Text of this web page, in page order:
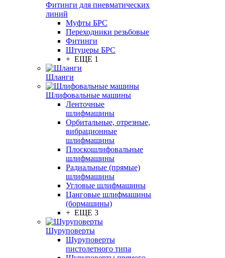
Фитинги для пневматических
линий
Муфты БРС
Переходники резьбовые
Фитинги
Штуцеры БРС
+ ЕЩЕ 1
Шланги
Шлифовальные машины
Ленточные
шлифмашины
Орбитальные, отрезные,
вибрационные
шлифмашины
Плоскошлифовальные
шлифмашины
Радиальные (прямые)
шлифмашины
Угловые шлифмашины
Цанговые шлифмашины
(бормашины)
+ ЕЩЕ 3
Шуруповерты
Шуруповерты
пистолетного типа